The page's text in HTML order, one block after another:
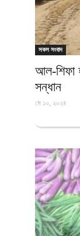
সকল সংবাদ
আল-শিফা
সন্ধান
মে ১০, ২০২৪